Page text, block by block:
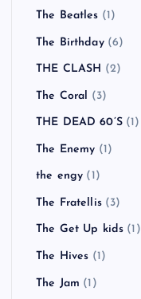
The Beatles (1)
The Birthday(6)
THE CLASH (2)
The Coral (3)
THE DEAD 60’S(1)
The Enemy (1)
the engy (1)
The Fratellis(3)
The Get Up kids (1)
The Hives (1)
The Jam (1)